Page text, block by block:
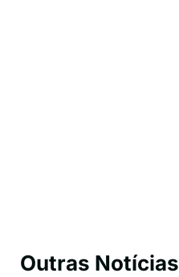
Outras Notícias